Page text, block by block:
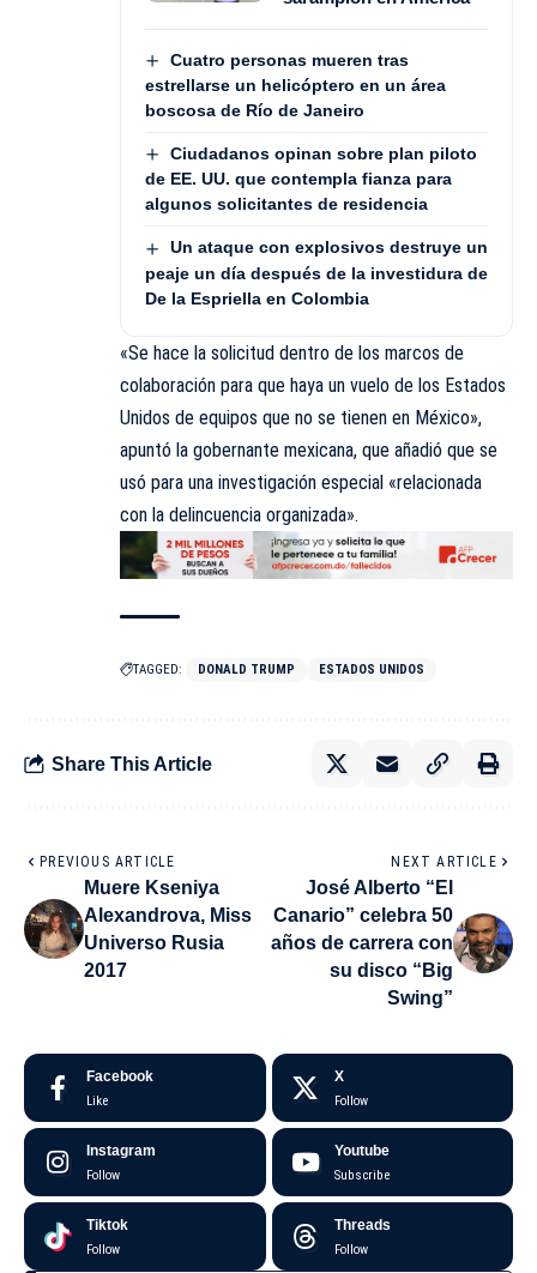
Cuatro personas mueren tras
estrellarse un helicóptero en un área
boscosa de Río de Janeiro
Ciudadanos opinan sobre plan piloto
de EE. UU. que contempla fianza para
algunos solicitantes de residencia
Un ataque con explosivos destruye un
peaje un día después de la investidura de
De la Espriella en Colombia
«Se hace la solicitud dentro de los marcos de
colaboración para que haya un vuelo de los Estados
Unidos de equipos que no se tienen en México»,
apuntó la gobernante mexicana, que añadió que se
usó para una investigación especial «relacionada
con la delincuencia organizada».
TAGGED: DONALD TRUMP ESTADOS UNIDOS
Share This Article
PREVIOUS ARTICLE
Muere Kseniya
Alexandrova, Miss
Universo Rusia
2017
NEXT ARTICLE
José Alberto “El
Canario” celebra 50
años de carrera con
su disco “Big
Swing”
Facebook
Like
X
Follow
Instagram
Follow
Youtube
Subscribe
Tiktok
Follow
Threads
Follow